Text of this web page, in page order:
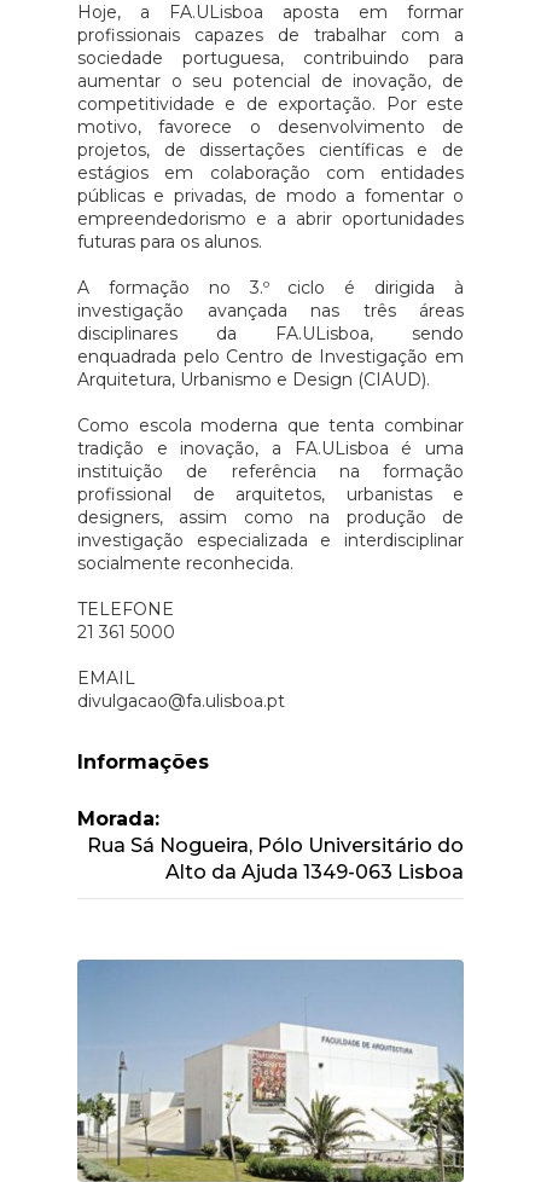
Hoje, a FA.ULisboa aposta em formar
profissionais capazes de trabalhar com a
sociedade portuguesa, contribuindo para
aumentar o seu potencial de inovação, de
competitividade e de exportação. Por este
motivo, favorece o desenvolvimento de
projetos, de dissertações científicas e de
estágios em colaboração com entidades
públicas e privadas, de modo a fomentar o
empreendedorismo e a abrir oportunidades
futuras para os alunos.
A formação no 3.º ciclo é dirigida à
investigação avançada nas três áreas
disciplinares da FA.ULisboa, sendo
enquadrada pelo Centro de Investigação em
Arquitetura, Urbanismo e Design (CIAUD).
Como escola moderna que tenta combinar
tradição e inovação, a FA.ULisboa é uma
instituição de referência na formação
profissional de arquitetos, urbanistas e
designers, assim como na produção de
investigação especializada e interdisciplinar
socialmente reconhecida.
TELEFONE
21 361 5000
EMAIL
divulgacao@fa.ulisboa.pt
Informações
Morada:
Rua Sá Nogueira, Pólo Universitário do
Alto da Ajuda 1349-063 Lisboa